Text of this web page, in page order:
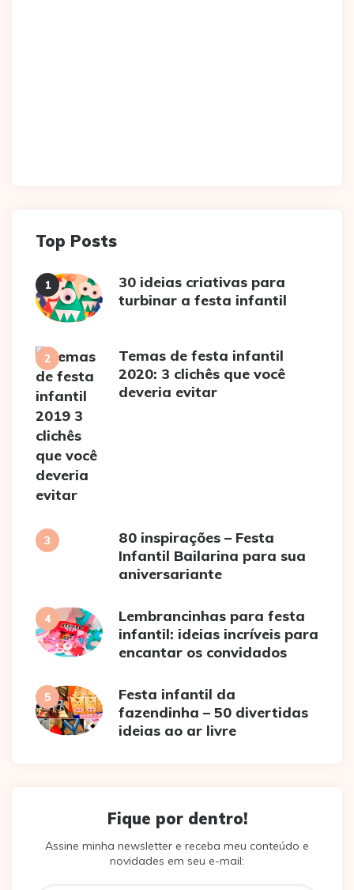
Top Posts
30 ideias criativas para
turbinar a festa infantil
Temas de festa infantil
2020: 3 clichês que você
deveria evitar
80 inspirações – Festa
Infantil Bailarina para sua
aniversariante
Lembrancinhas para festa
infantil: ideias incríveis para
encantar os convidados
Festa infantil da
fazendinha – 50 divertidas
ideias ao ar livre
Fique por dentro!
Assine minha newsletter e receba meu conteúdo e
novidades em seu e-mail: